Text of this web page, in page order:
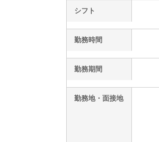
シフト
勤務時間
勤務期間
勤務地・面接地